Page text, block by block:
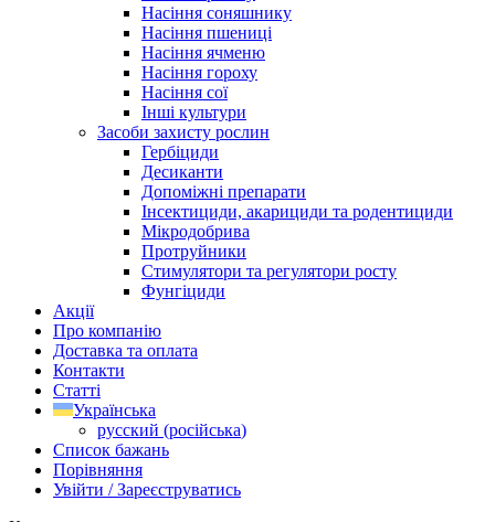
Насіння соняшнику
Насіння пшениці
Насіння ячменю
Насіння гороху
Насіння сої
Інші культури
Засоби захисту рослин
Гербіциди
Десиканти
Допоміжні препарати
Інсектициди, акарициди та родентициди
Мікродобрива
Протруйники
Стимулятори та регулятори росту
Фунгіциди
Акції
Про компанію
Доставка та оплата
Контакти
Статті
Українська
русский (російська)
Список бажань
Порівняння
Увійти / Зареєструватись